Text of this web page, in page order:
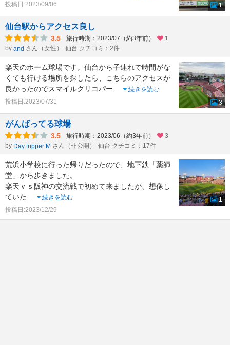
投稿日:2023/09/06
1
仙台駅からアクセス良し
3.5 旅行時期：2023/07（約3年前）
1
by and さん（女性） 仙台 クチコミ：2件
楽天のホーム球場です。仙台から子連れで時間がな
くても行ける場所を探したら、こちらのアクセスが
良かったのでスマイルグリコパー
続きを読む
投稿日:2023/07/31
3
がんばってる球場
3.5 旅行時期：2023/06（約3年前）
3
by Day tripper M さん（非公開） 仙台 クチコミ：17件
荒浜小学校に行った帰りだったので、地下鉄「薬師
堂」から歩きました。
楽天ｖｓ阪神の交流戦で初めて来ましたが、想像し
ていた
続きを読む
投稿日:2023/12/29
1